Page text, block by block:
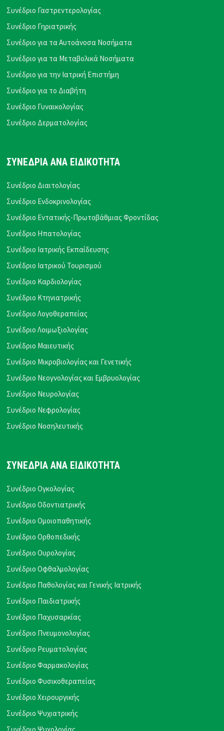
Συνέδριο Γαστρεντερολογίας
Συνέδριο Γηριατρικής
Συνέδριο για τα Αυτοάνοσα Νοσήματα
Συνέδριο για τα Μεταβολικά Νοσήματα
Συνέδριο για την Ιατρική Επιστήμη
Συνέδριο για το Διαβήτη
Συνέδριο Γυναικολογίας
Συνέδριο Δερματολογίας
ΣΥΝΕΔΡΙΑ ΑΝΑ ΕΙΔΙΚΟΤΗΤΑ
Συνέδριο Διαιτολογίας
Συνέδριο Ενδοκρινολογίας
Συνέδριο Εντατικής-Πρωτοβάθμιας Φροντίδας
Συνέδριο Ηπατολογίας
Συνέδριο Ιατρικής Εκπαίδευσης
Συνέδριο Ιατρικού Τουρισμού
Συνέδριο Καρδιολογίας
Συνέδριο Κτηνιατρικής
Συνέδριο Λογοθεραπείας
Συνέδριο Λοιμωξιολογίας
Συνέδριο Μαιευτικής
Συνέδριο Μικροβιολογίας και Γενετικής
Συνέδριο Νεογνολογίας και Εμβρυολογίας
Συνέδριο Νευρολογίας
Συνέδριο Νεφρολογίας
Συνέδριο Νοσηλευτικής
ΣΥΝΕΔΡΙΑ ΑΝΑ ΕΙΔΙΚΟΤΗΤΑ
Συνέδριο Ογκολογίας
Συνέδριο Οδοντιατρικής
Συνέδριο Ομοιοπαθητικής
Συνέδριο Ορθοπεδικής
Συνέδριο Ουρολογίας
Συνέδριο Οφθαλμολογίας
Συνέδριο Παθολογίας και Γενικής Ιατρικής
Συνέδριο Παιδιατρικής
Συνέδριο Παχυσαρκίας
Συνέδριο Πνευμονολογίας
Συνέδριο Ρευματολογίας
Συνέδριο Φαρμακολογίας
Συνέδριο Φυσικοθεραπείας
Συνέδριο Χειρουργικής
Συνέδριο Ψυχιατρικής